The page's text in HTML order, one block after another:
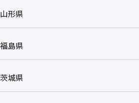
山形県
福島県
茨城県